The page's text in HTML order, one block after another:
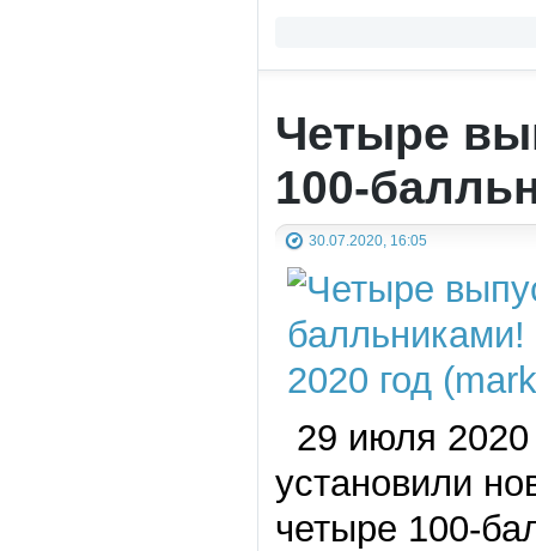
Четыре
100-
30.07.2020, 16:05
29 июля 2020
установили
четыре 100-